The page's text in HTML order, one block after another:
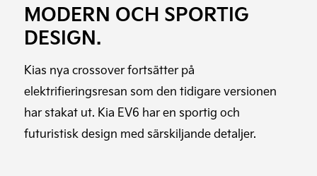
MODERN OCH SPORTIG
DESIGN.
Kias nya crossover fortsätter på
elektrifieringsresan som den tidigare versionen
har stakat ut. Kia EV6 har en sportig och
futuristisk design med särskiljande detaljer.